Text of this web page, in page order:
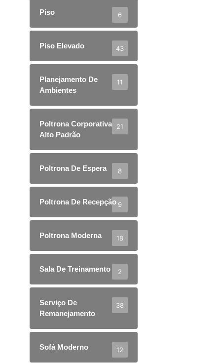
Piso 6
Piso Elevado 43
Planejamento De
Ambientes
11
Poltrona Corporativa
Alto Padrão
21
Poltrona De Espera 8
Poltrona De Recepção 9
Poltrona Moderna 18
Sala De Treinamento 2
Serviço De
Remanejamento
38
Sofá Moderno 12